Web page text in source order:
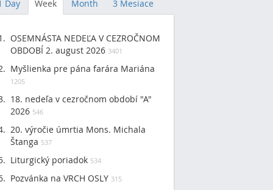
Day Week Month 3 Mesiace
OSEMNÁSTA NEDEĽA V CEZROČNOM
OBDOBÍ 2. august 2026 3401
Myšlienka pre pána farára Mariána
1205
18. nedeľa v cezročnom období "A"
2026 546
20. výročie úmrtia Mons. Michala
Štanga 537
Liturgický poriadok 534
Pozvánka na VRCH OSLY 315